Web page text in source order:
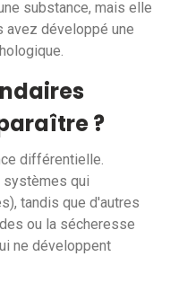
substance, mais elle
avez développé une
?
différentielle.
qui
tandis que d'autres
ou la sécheresse
ne développent